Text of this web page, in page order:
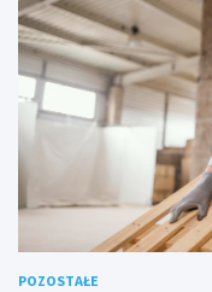
POZOSTAŁE